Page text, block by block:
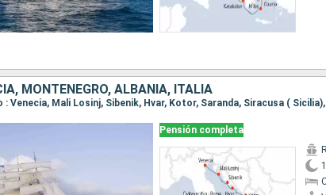
MONTENEGRO, ALBANIA, ITALIA
Pensión completa